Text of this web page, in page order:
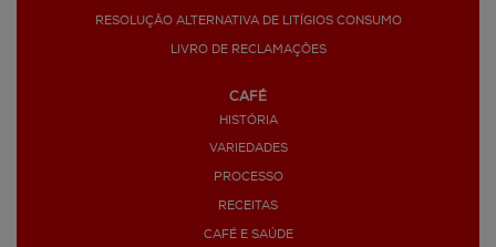
RESOLUÇÃO ALTERNATIVA DE LITÍGIOS CONSUMO
LIVRO DE RECLAMAÇÕES
CAFÉ
HISTÓRIA
VARIEDADES
PROCESSO
RECEITAS
CAFÉ E SAÚDE